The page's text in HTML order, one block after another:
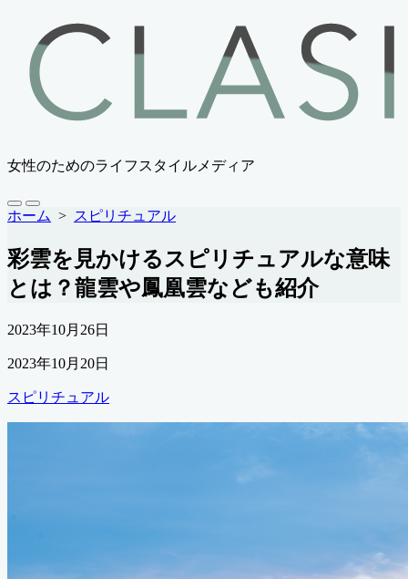
ッ
女性のためのライフスタイルメディア
検
索
り
替
え
メ
ニ
ー
ホーム > スピリチュアル
彩雲を見かけるスピリチュアルな意味
とは？龍雲や鳳凰雲なども紹介
公
日
2023年10月26日
最
更
新
2023年10月20日
カ
スピリチュアル